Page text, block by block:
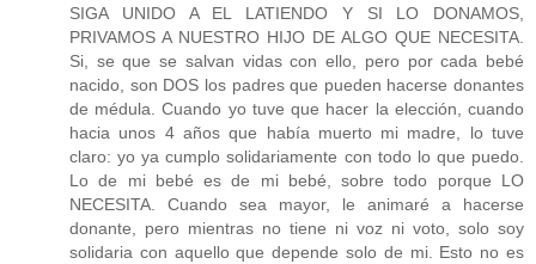
SIGA UNIDO A EL LATIENDO Y SI LO DONAMOS,
PRIVAMOS A NUESTRO HIJO DE ALGO QUE NECESITA.
Si, se que se salvan vidas con ello, pero por cada bebé
nacido, son DOS los padres que pueden hacerse donantes
de médula. Cuando yo tuve que hacer la elección, cuando
hacia unos 4 años que había muerto mi madre, lo tuve
claro: yo ya cumplo solidariamente con todo lo que puedo.
Lo de mi bebé es de mi bebé, sobre todo porque LO
NECESITA. Cuando sea mayor, le animaré a hacerse
donante, pero mientras no tiene ni voz ni voto, solo soy
solidaria con aquello que depende solo de mi. Esto no es